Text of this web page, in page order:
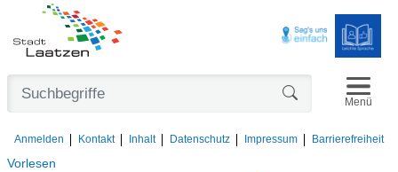
Vorlesen
Anmelden Kontakt Inhalt Datenschutz Impressum Barrierefreiheit
Menü